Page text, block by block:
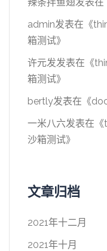
admin发表在《
箱测试》
许元发发表在《
箱测试》
bertly发表在《
一米八六发表在《
沙箱测试》
文章归档
2021年十二月
2021年十月